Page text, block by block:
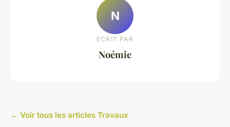
N
ECRIT PAR
Noémie
← Voir tous les articles Travaux